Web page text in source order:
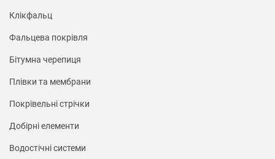
Клікфальц
Фальцева покрівля
Бітумна черепиця
Плівки та мембрани
Покрівельні стрічки
Добірні елементи
Водостічні системи